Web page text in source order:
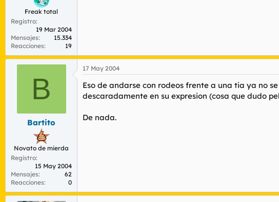
Freak total
Registro
19 Mar 2004
Mensajes
15.334
Reacciones
19
B
Bartito
Novato de mierda
Registro
15 May 2004
Mensajes
62
Reacciones
0
17 May 2004
Eso de andarse con rodeos frente a una tia ya no
descaradamente en su expresion (cosa que dudo
De nada.